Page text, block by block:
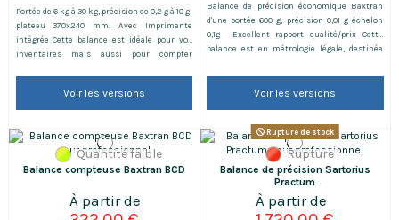
Portée de 6 kg à 30 kg, précision de 0,2 g à 10 g,
plateau 370x240 mm. Avec Imprimante
intégrée Cette balance est idéale pour vos
inventaires mais aussi pour compter
Voir les versions
Balance de précision économique Baxtran
d'une portée 600 g, précision 0,01 g échelon
0,1g Excellent rapport qualité/prix Cette
balance est en métrologie légale, destinée
commerciales. Idéale pour le pré-emballage...
La balance vous sera livrée avec sa vignette
Voir les versions
Balance compteuse Baxtran BCD
Quantité faible
Rupture de stock
Balance de précision Sartorius
Practum
Rupture